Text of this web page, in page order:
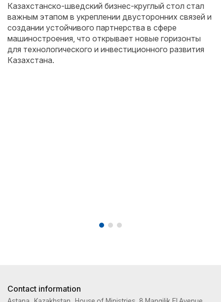
Казахстанско-шведский бизнес-круглый стол стал
важным этапом в укреплении двусторонних связей и
создании устойчивого партнерства в сфере
машиностроения, что открывает новые горизонты
для технологического и инвестиционного развития
Казахстана.
Contact information